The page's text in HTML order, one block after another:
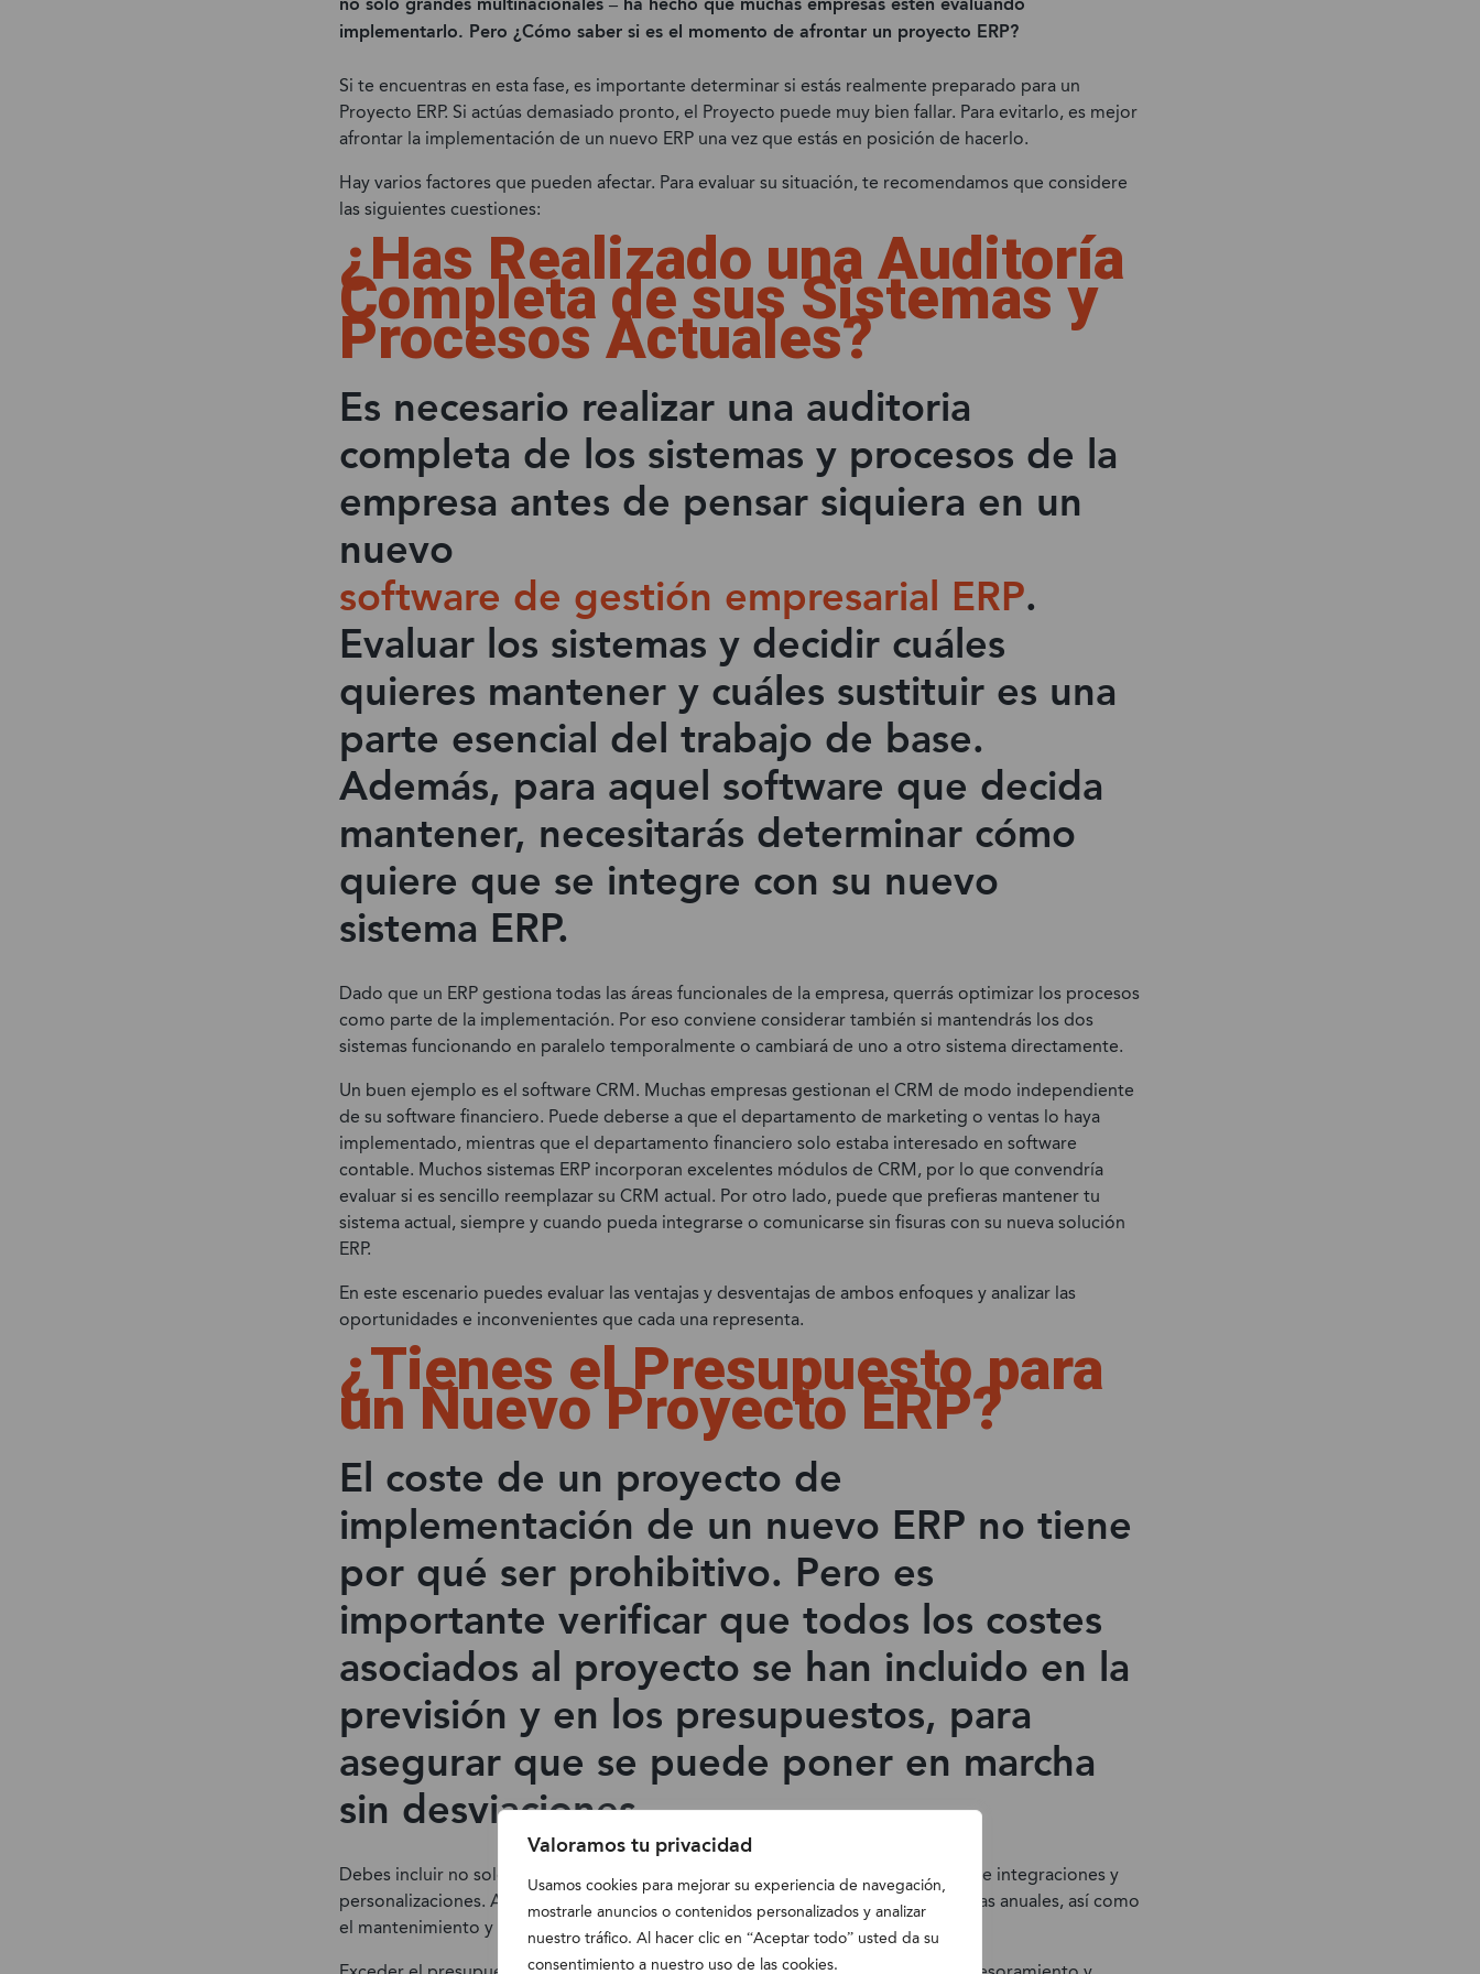
Valoramos tu privacidad
Usamos cookies para mejorar su experiencia de navegación,
mostrarle anuncios o contenidos personalizados y analizar
nuestro tráfico. Al hacer clic en “Aceptar todo” usted da su
consentimiento a nuestro uso de las cookies.
Alimentos y Bebidas
Medios de Comunicación y
Editoriales
Energía
Educación
Suministro
implementarlo. Pero ¿Cómo saber si es el momento de afrontar un proyecto ERP?
Si te encuentras en esta fase, es importante determinar si estás realmente preparado para un
Proyecto ERP. Si actúas demasiado pronto, el Proyecto puede muy bien fallar. Para evitarlo, es mejor
afrontar la implementación de un nuevo ERP una vez que estás en posición de hacerlo.
Hay varios factores que pueden afectar. Para evaluar su situación, te recomendamos que considere
las siguientes cuestiones:
¿Has Realizado una Auditoría
Completa de sus Sistemas y
Procesos Actuales?
Es necesario realizar una auditoria
completa de los sistemas y procesos de la
empresa antes de pensar siquiera en un
nuevo
software de gestión empresarial ERP.
Evaluar los sistemas y decidir cuáles
quieres mantener y cuáles sustituir es una
parte esencial del trabajo de base.
Además, para aquel software que decida
mantener, necesitarás determinar cómo
quiere que se integre con su nuevo
sistema ERP.
Dado que un ERP gestiona todas las áreas funcionales de la empresa, querrás optimizar los procesos
como parte de la implementación. Por eso conviene considerar también si mantendrás los dos
sistemas funcionando en paralelo temporalmente o cambiará de uno a otro sistema directamente.
Un buen ejemplo es el software CRM. Muchas empresas gestionan el CRM de modo independiente
de su software financiero. Puede deberse a que el departamento de marketing o ventas lo haya
implementado, mientras que el departamento financiero solo estaba interesado en software
contable. Muchos sistemas ERP incorporan excelentes módulos de CRM, por lo que convendría
evaluar si es sencillo reemplazar su CRM actual. Por otro lado, puede que prefieras mantener tu
sistema actual, siempre y cuando pueda integrarse o comunicarse sin fisuras con su nueva solución
ERP.
En este escenario puedes evaluar las ventajas y desventajas de ambos enfoques y analizar las
oportunidades e inconvenientes que cada una representa.
¿Tienes el Presupuesto para
un Nuevo Proyecto ERP?
El coste de un proyecto de
implementación de un nuevo ERP no tiene
por qué ser prohibitivo. Pero es
importante verificar que todos los costes
asociados al proyecto se han incluido en la
previsión y en los presupuestos, para
asegurar que se puede poner en marcha
sin desviaciones.
Debes incluir no solo la implementación inicial, sino también considerar costes de integraciones y
personalizaciones. Además, deberías presupuestar costes de formación y licencias anuales, así como
el mantenimiento y soporte.